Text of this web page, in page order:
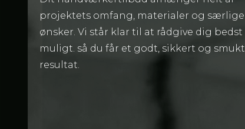
projektets omfang, materialer og særlige
ønsker. Vi står klar til at rådgive dig bedst
muligt. så du får et godt, sikkert og smukt
resultat.